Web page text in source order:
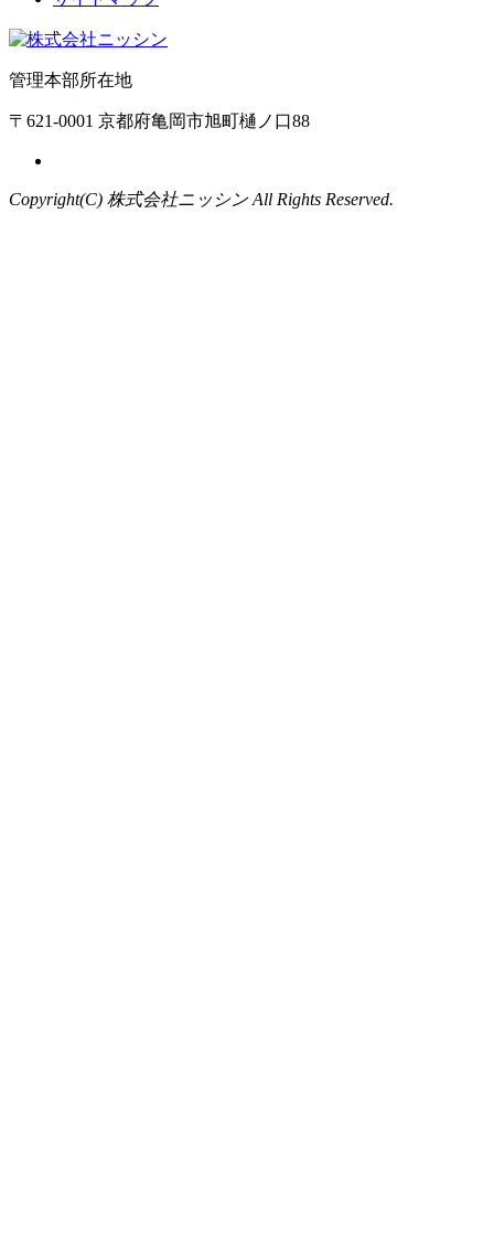
管理本部所在地
〒621-0001 京都府亀岡市旭町樋ノ口88
Copyright(C) 株式会社ニッシン All Rights Reserved.